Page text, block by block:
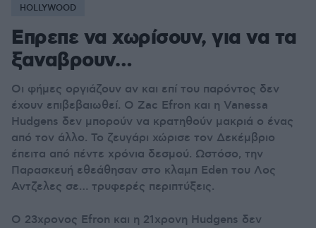
HOLLYWOOD
Επρεπε να χωρίσουν, για να τα
ξαναβρουν…
Οι φήμες οργιάζουν αν και επί του παρόντος δεν
έχουν επιβεβαιωθεί. Ο Zac Efron και η Vanessa
Hudgens δεν μπορούν να κρατηθούν μακριά ο ένας
από τον άλλο. Το ζευγάρι χώρισε τον Δεκέμβριο
έπειτα από πέντε χρόνια δεσμού. Ωστόσο, την
Παρασκευή εθεάθησαν στο κλαμπ Eden του Λος
Αντζελες σε… τρυφερές περιπτύξεις.
Ο 23χρονος Efron και η 21χρονη Hudgens δεν